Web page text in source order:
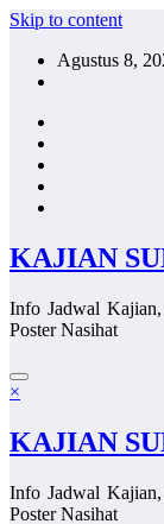
Skip to content
Agustus 8,
KAJIAN
Info Jadwal
Poster Nasihat
×
KAJIAN
Info Jadwal
Poster Nasihat